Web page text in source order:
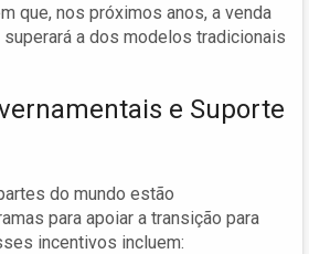
que, nos próximos anos, a venda
a dos modelos tradicionais
e Suporte
do mundo estão
para apoiar a transição para
incentivos incluem: